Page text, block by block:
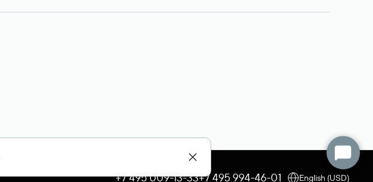
+7 495 009-13-33+7 495 994-46-01 English (USD)